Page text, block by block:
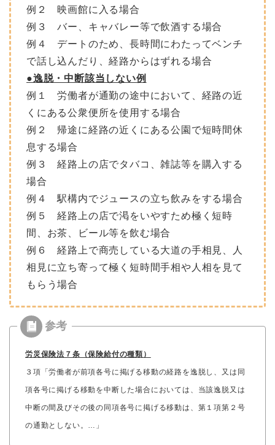
例２ 映画館に入る場合
例３ バー、キャバレー等で飲酒する場合
例４ デートのため、長時間にわたってベンチ
で話し込んだり、経路からはずれる場合
●逸脱・中断該当しない例
例１ 労働者が通勤の途中において、経路の近
くにある公衆便所を使用する場合
例２ 帰途に経路の近くにある公園で短時間休
息する場合
例３ 経路上の店でタバコ、雑誌等を購入する
場合
例４ 駅構内でジュースの立ち飲みをする場合
例５ 経路上の店で渇をいやすため極く短時
間、お茶、ビール等を飲む場合
例６ 経路上で商売している大道の手相見、人
相見に立ち寄って極く短時間手相や人相を見て
もらう場合
労災保険法７条（保険給付の種類）
３項「労働者が前項各号に掲げる移動の経路を逸脱し、又は同
項各号に掲げる移動を中断した場合においては、当該逸脱又は
中断の間及びその後の同項各号に掲げる移動は、第１項第２号
の通勤としない。…」